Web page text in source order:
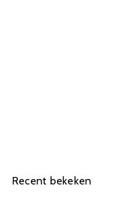
Recent bekeken